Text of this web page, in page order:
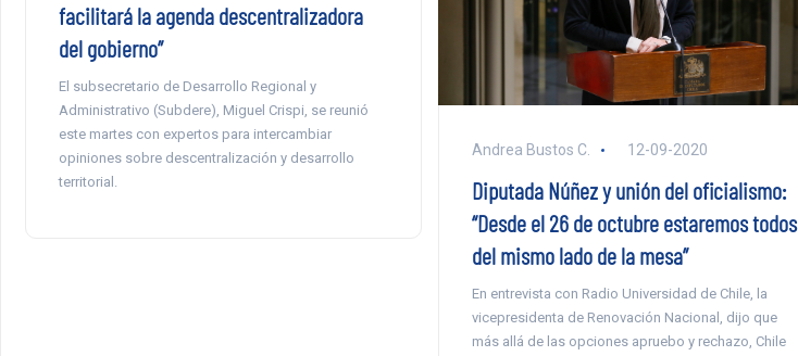
facilitará la agenda descentralizadora
del gobierno”
El subsecretario de Desarrollo Regional y
Administrativo (Subdere), Miguel Crispi, se reunió
este martes con expertos para intercambiar
opiniones sobre descentralización y desarrollo
territorial.
Andrea Bustos C. 12-09-2020
Diputada Núñez y unión del oficialismo:
“Desde el 26 de octubre estaremos todos
del mismo lado de la mesa”
En entrevista con Radio Universidad de Chile, la
vicepresidenta de Renovación Nacional, dijo que
más allá de las opciones apruebo y rechazo, Chile